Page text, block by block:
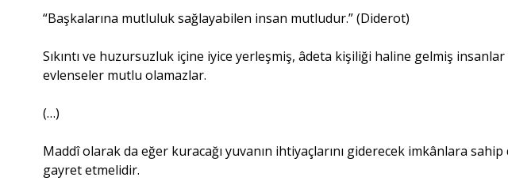
“Başkalarına mutluluk sağlayabilen insan mutludur.” (Di­derot)
Sıkıntı ve huzursuzluk içine iyice yerleşmiş, âdeta kişiliği haline gelmiş
evlenseler mutlu olamazlar.
(…)
Maddî olarak da eğer kuracağı yuvanın ihtiyaçlarını giderecek imkânlara
gayret etmelidir.